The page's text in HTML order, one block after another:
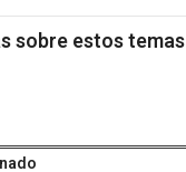
sobre estos temas